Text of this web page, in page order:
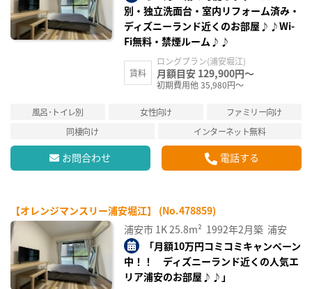
別・独立洗面台・室内リフォーム済み・
ディズニーランド近くのお部屋♪♪Wi-
Fi無料・禁煙ルーム♪♪
賃料
ロングプラン(浦安堀江)
月額目安 129,900円～
初期費用他 35,980円～
風呂･トイレ別 女性向け
ファミリー向け
同棲向け
インターネット無料
お問合わせ 電話する
【オレンジマンスリー浦安堀江】 (No.478859)
浦安市 1K25.8m² 1992年2月築 浦安
「月額10万円コミコミキャンペーン
中！！ ディズニーランド近くの人気エ
リア浦安のお部屋♪♪」